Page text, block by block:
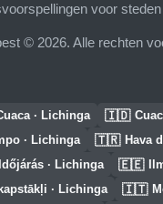
voor
© 2026. Alle rechten
· Lichinga 🇮🇩
· Lichinga 🇹🇷 Hava
Időjárás · Lichinga 🇪🇪
· Lichinga 🇮🇹